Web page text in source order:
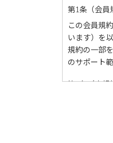
第1条（会員
この会員規
います）を
規約の⼀部
のサポート
第2条（本規
当社は、会